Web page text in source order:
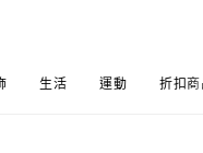
生活 運動 折扣商